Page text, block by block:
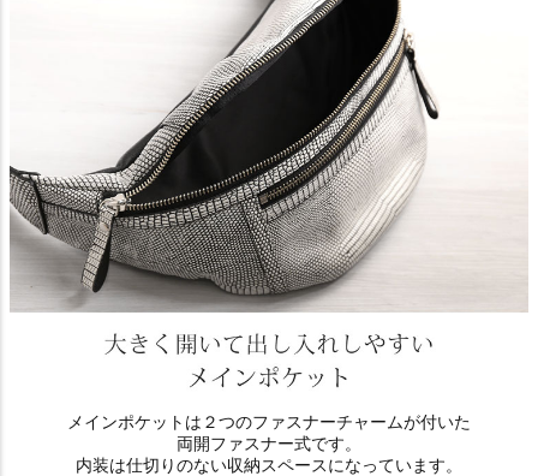
メインポケットは２つのファスナーチャームが付いた
両開ファスナー式です。
内装は仕切りのない収納スペースになっています。